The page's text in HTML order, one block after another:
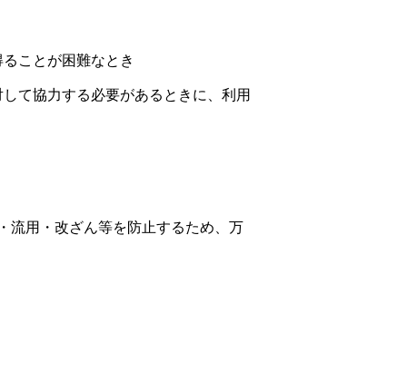
ことが困難なとき
て協力する必要があるときに、利用
流用・改ざん等を防止するため、万